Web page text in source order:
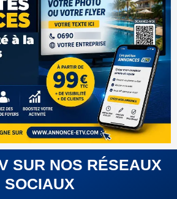
SUR NOS RÉSEAUX
SOCIAUX